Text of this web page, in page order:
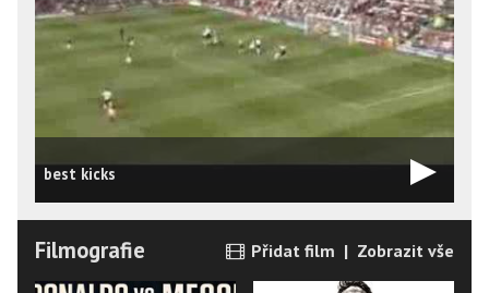
best kicks
Filmografie Přidat film | Zobrazit vše